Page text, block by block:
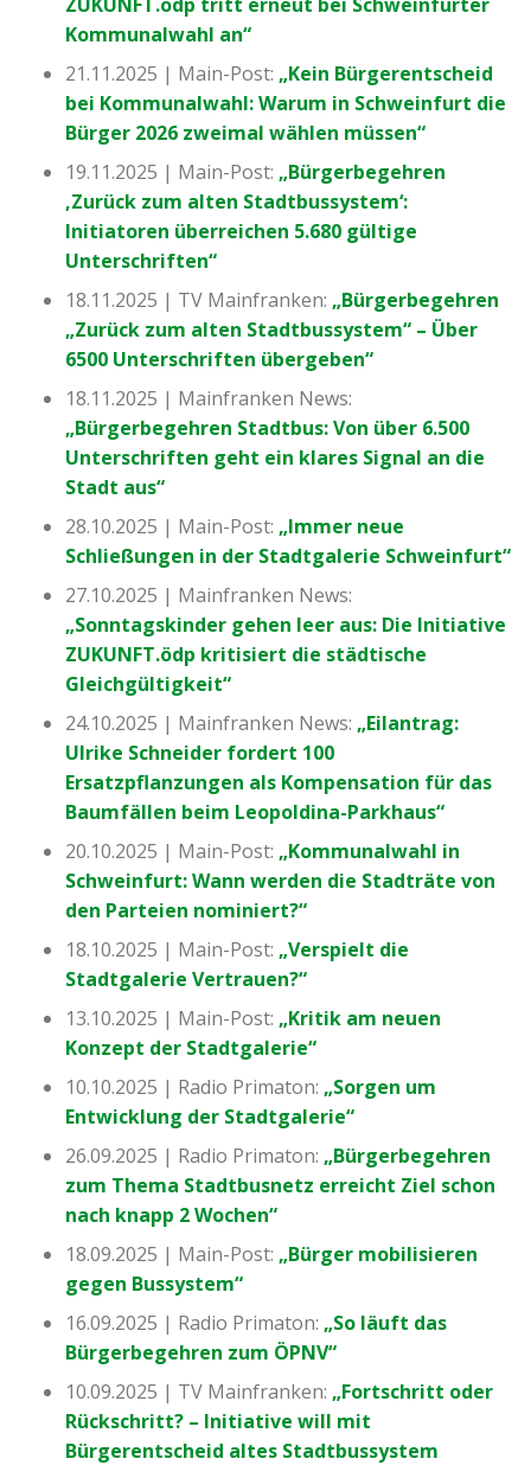
Kommunalwahl an“
21.11.2025 | Main-Post: „Kein Bürgerentscheid
bei Kommunalwahl: Warum in Schweinfurt die
Bürger 2026 zweimal wählen müssen“
19.11.2025 | Main-Post: „Bürgerbegehren
‚Zurück zum alten Stadtbussystem‘:
Initiatoren überreichen 5.680 gültige
Unterschriften“
18.11.2025 | TV Mainfranken: „Bürgerbegehren
„Zurück zum alten Stadtbussystem“ – Über
6500 Unterschriften übergeben“
18.11.2025 | Mainfranken News:
„Bürgerbegehren Stadtbus: Von über 6.500
Unterschriften geht ein klares Signal an die
Stadt aus“
28.10.2025 | Main-Post: „Immer neue
Schließungen in der Stadtgalerie Schweinfurt“
27.10.2025 | Mainfranken News:
„Sonntagskinder gehen leer aus: Die Initiative
ZUKUNFT.ödp kritisiert die städtische
Gleichgültigkeit“
24.10.2025 | Mainfranken News: „Eilantrag:
Ulrike Schneider fordert 100
Ersatzpflanzungen als Kompensation für das
Baumfällen beim Leopoldina-Parkhaus“
20.10.2025 | Main-Post: „Kommunalwahl in
Schweinfurt: Wann werden die Stadträte von
den Parteien nominiert?“
18.10.2025 | Main-Post: „Verspielt die
Stadtgalerie Vertrauen?“
13.10.2025 | Main-Post: „Kritik am neuen
Konzept der Stadtgalerie“
10.10.2025 | Radio Primaton: „Sorgen um
Entwicklung der Stadtgalerie“
26.09.2025 | Radio Primaton: „Bürgerbegehren
zum Thema Stadtbusnetz erreicht Ziel schon
nach knapp 2 Wochen“
18.09.2025 | Main-Post: „Bürger mobilisieren
gegen Bussystem“
16.09.2025 | Radio Primaton: „So läuft das
Bürgerbegehren zum ÖPNV“
10.09.2025 | TV Mainfranken: „Fortschritt oder
Rückschritt? – Initiative will mit
Bürgerentscheid altes Stadtbussystem